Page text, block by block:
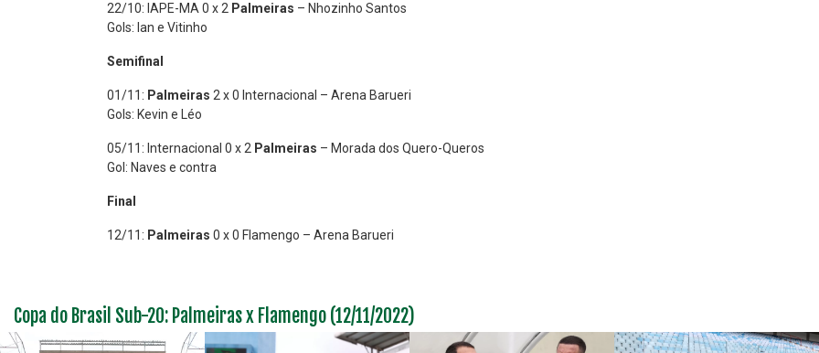
22/10: IAPE-MA 0 x 2 Palmeiras – Nhozinho Santos
Gols: Ian e Vitinho
Semifinal
01/11: Palmeiras 2 x 0 Internacional – Arena Barueri
Gols: Kevin e Léo
05/11: Internacional 0 x 2 Palmeiras – Morada dos Quero-Queros
Gol: Naves e contra
Final
12/11: Palmeiras 0 x 0 Flamengo – Arena Barueri
Copa do Brasil Sub-20: Palmeiras x Flamengo (12/11/2022)